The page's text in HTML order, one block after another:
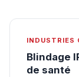
INDUSTRIES
Blindage
de santé